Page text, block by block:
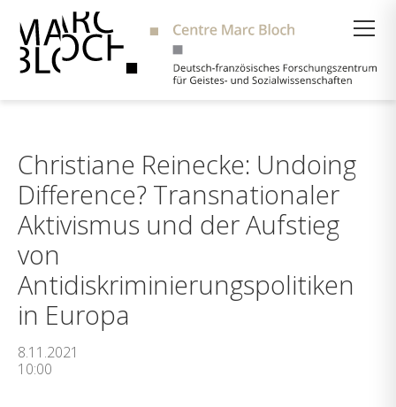
Christiane Reinecke: Undoing
Difference? Transnationaler
Aktivismus und der Aufstieg
von
Antidiskriminierungspolitiken
in Europa
8.11.2021
10:00